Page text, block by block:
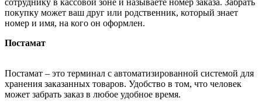
покупку может ваш друг или родственник, который знает
номер и имя, на кого он оформлен.
Постамат
Постамат – это терминал с автоматизированной системой для
хранения заказанных товаров. Удобство в том, что человек
может забрать заказ в любое удобное время.